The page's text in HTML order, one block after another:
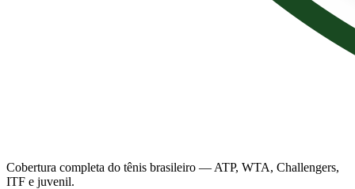
Cobertura completa do tênis brasileiro — ATP, WTA, Challengers,
ITF e juvenil.